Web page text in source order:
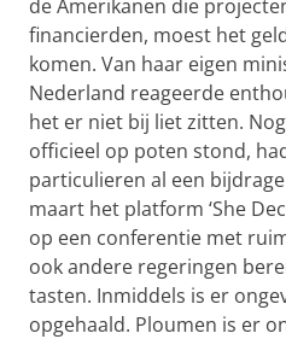
de Amerikanen die
financierden, moest het
komen. Van haar eigen
Nederland reageerde
het er niet bij liet zitten.
officieel op poten stond,
particulieren al een
maart het platform ‘She
op een conferentie met
ook andere regeringen
tasten. Inmiddels is er
opgehaald. Ploumen is er